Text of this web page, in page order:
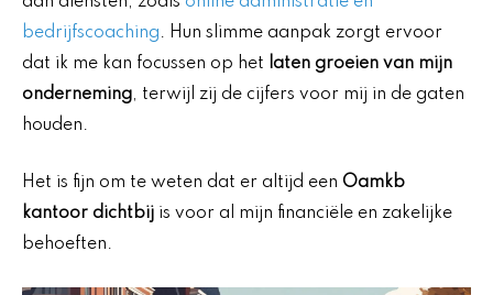
bedrijfscoaching. Hun slimme aanpak zorgt ervoor
dat ik me kan focussen op het
laten groeien van mijn
onderneming, terwijl zij de cijfers voor mij in de gaten
houden.
Het is fijn om te weten dat er altijd een Oamkb
kantoor dichtbij is voor al mijn financiële en zakelijke
behoeften.